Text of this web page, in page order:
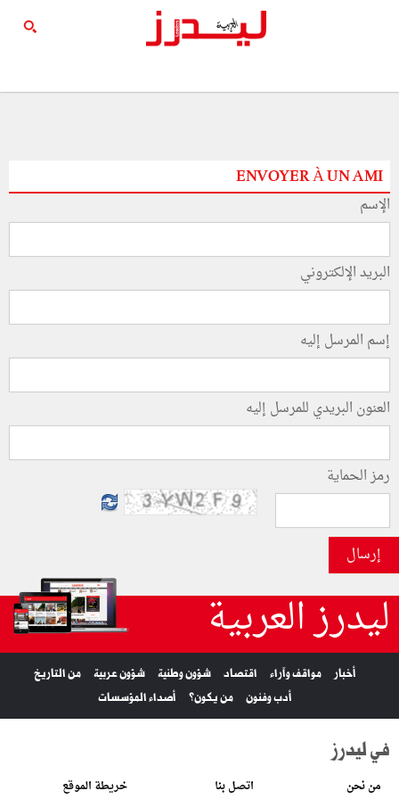
ENVOYER À UN AMI
الإسم
البريد الإلكتروني
إسم المرسل إليه
العنون البريدي للمرسل إليه
رمز الحماية
إرسال
ليدرز العربية
أخبار مواقف وآراء اقتصاد شؤون وطنية شؤون عربية
من التاريخ
أدب وفنون
من يكون؟ أصداء المؤسسات
في ليدرز
من نحن اتصل بنا خريطة الموقع